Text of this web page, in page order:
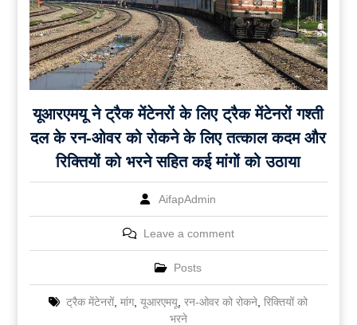
यूआरएमयू ने ट्रैक मेंटेनरों के लिए ट्रैक मेंटेनरों गश्ती
दल के रन-ओवर को रोकने के लिए तत्काल कदम और
रिक्तियों को भरने सहित कई मांगों को उठाया
AifapAdmin
Leave a comment
Posts
ट्रैक मेंटेनरों,मांग,यूआरएमयू ,रन-ओवर को रोकने ,रिक्तियों को
भरने